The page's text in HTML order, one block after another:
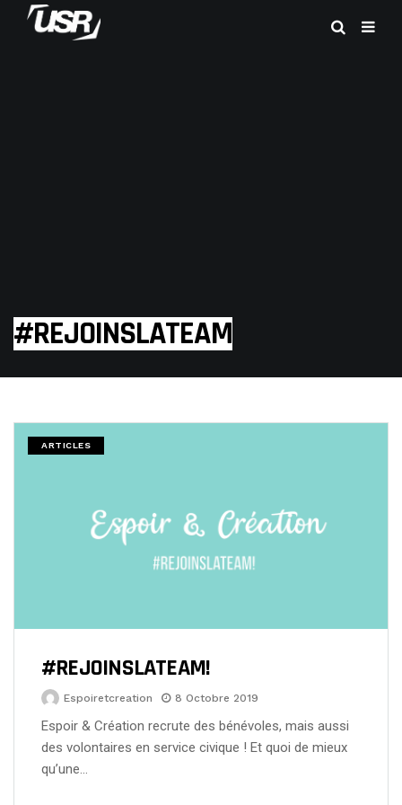
#REJOINSLATEAM
ARTICLES
#REJOINSLATEAM!
Espoiretcreation 8 Octobre 2019
Espoir & Création recrute des bénévoles, mais aussi
des volontaires en service civique ! Et quoi de mieux
qu’une…